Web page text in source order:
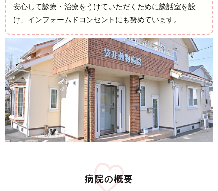
安心して診療・治療をうけていただくために談話室を設
け、インフォームドコンセントにも努めています。
病院の概要